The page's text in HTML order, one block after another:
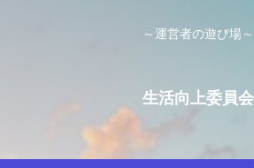
～運営者の遊び場～
生活向上委員会